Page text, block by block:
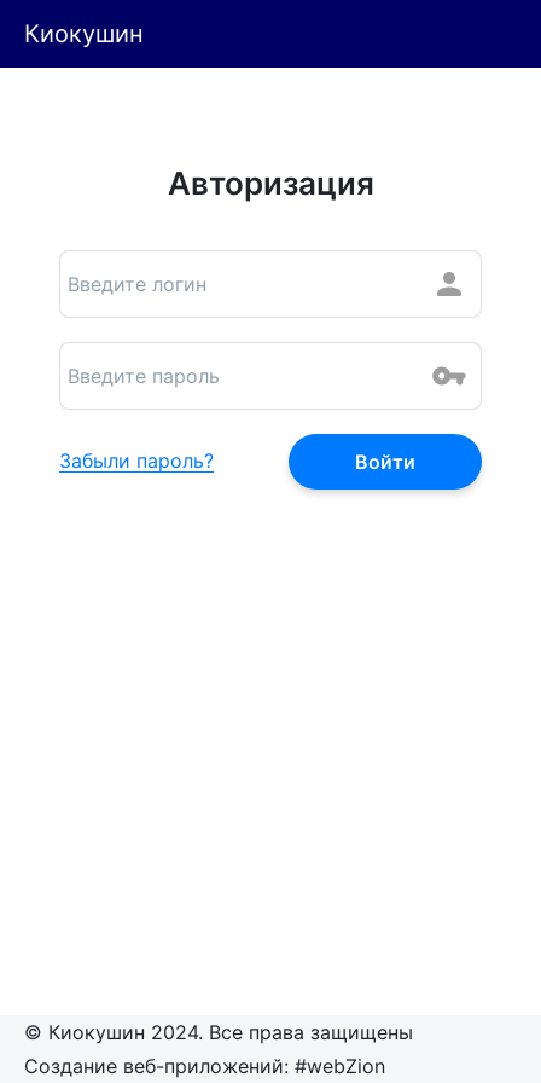
Киокушин
Авторизация
Забыли пароль?
© Киокушин 2024. Все права защищены
Создание веб-приложений: #webZion